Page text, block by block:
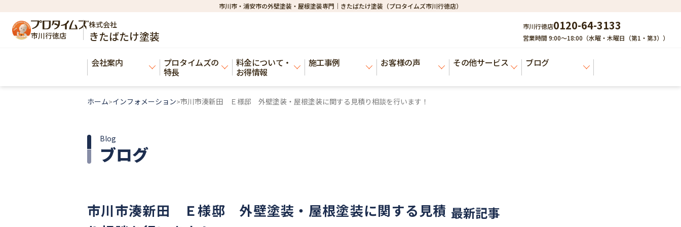
市川市・浦安市の外壁塗装・屋根塗装専門｜きたばたけ塗装（プロタイムズ市川行徳店）
市川行徳店
株式会社
きたばたけ塗装
市川行徳店0120-64-3133
営業時間 9:00～18:00（水曜・木曜日（第1・第3））
会社案内 プロタイムズの
特長
料金について・
お得情報
施工事例 お客様の声 その他サービス ブログ
ホーム>インフォメーション>市川市湊新田 Ｅ様邸 外壁塗装・屋根塗装に関する見積り相談を行います！
ブログ
Blog
市川市湊新田 Ｅ様邸 外壁塗装・屋根塗装に関する見積 最新記事